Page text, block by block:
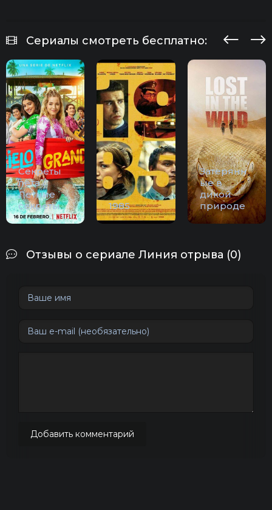
Сериалы смотреть бесплатно:
Секреты
лета /
Летние
секреты
1985
Затерянн
ые в
дикой
природе
Отзывы о сериале Линия отрыва (0)
Добавить комментарий